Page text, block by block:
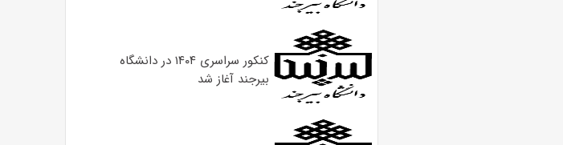
کنکور سراسری ۱۴۰۴ در دانشگاه
بیرجند آغاز شد